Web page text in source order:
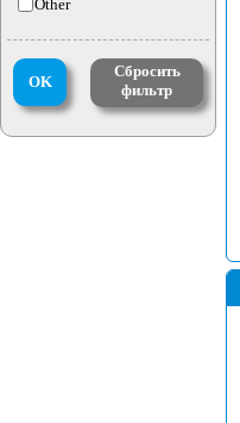
Other
OK
Сбросить
фильтр